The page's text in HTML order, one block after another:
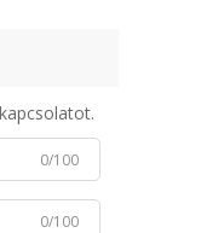
0/100
0/100